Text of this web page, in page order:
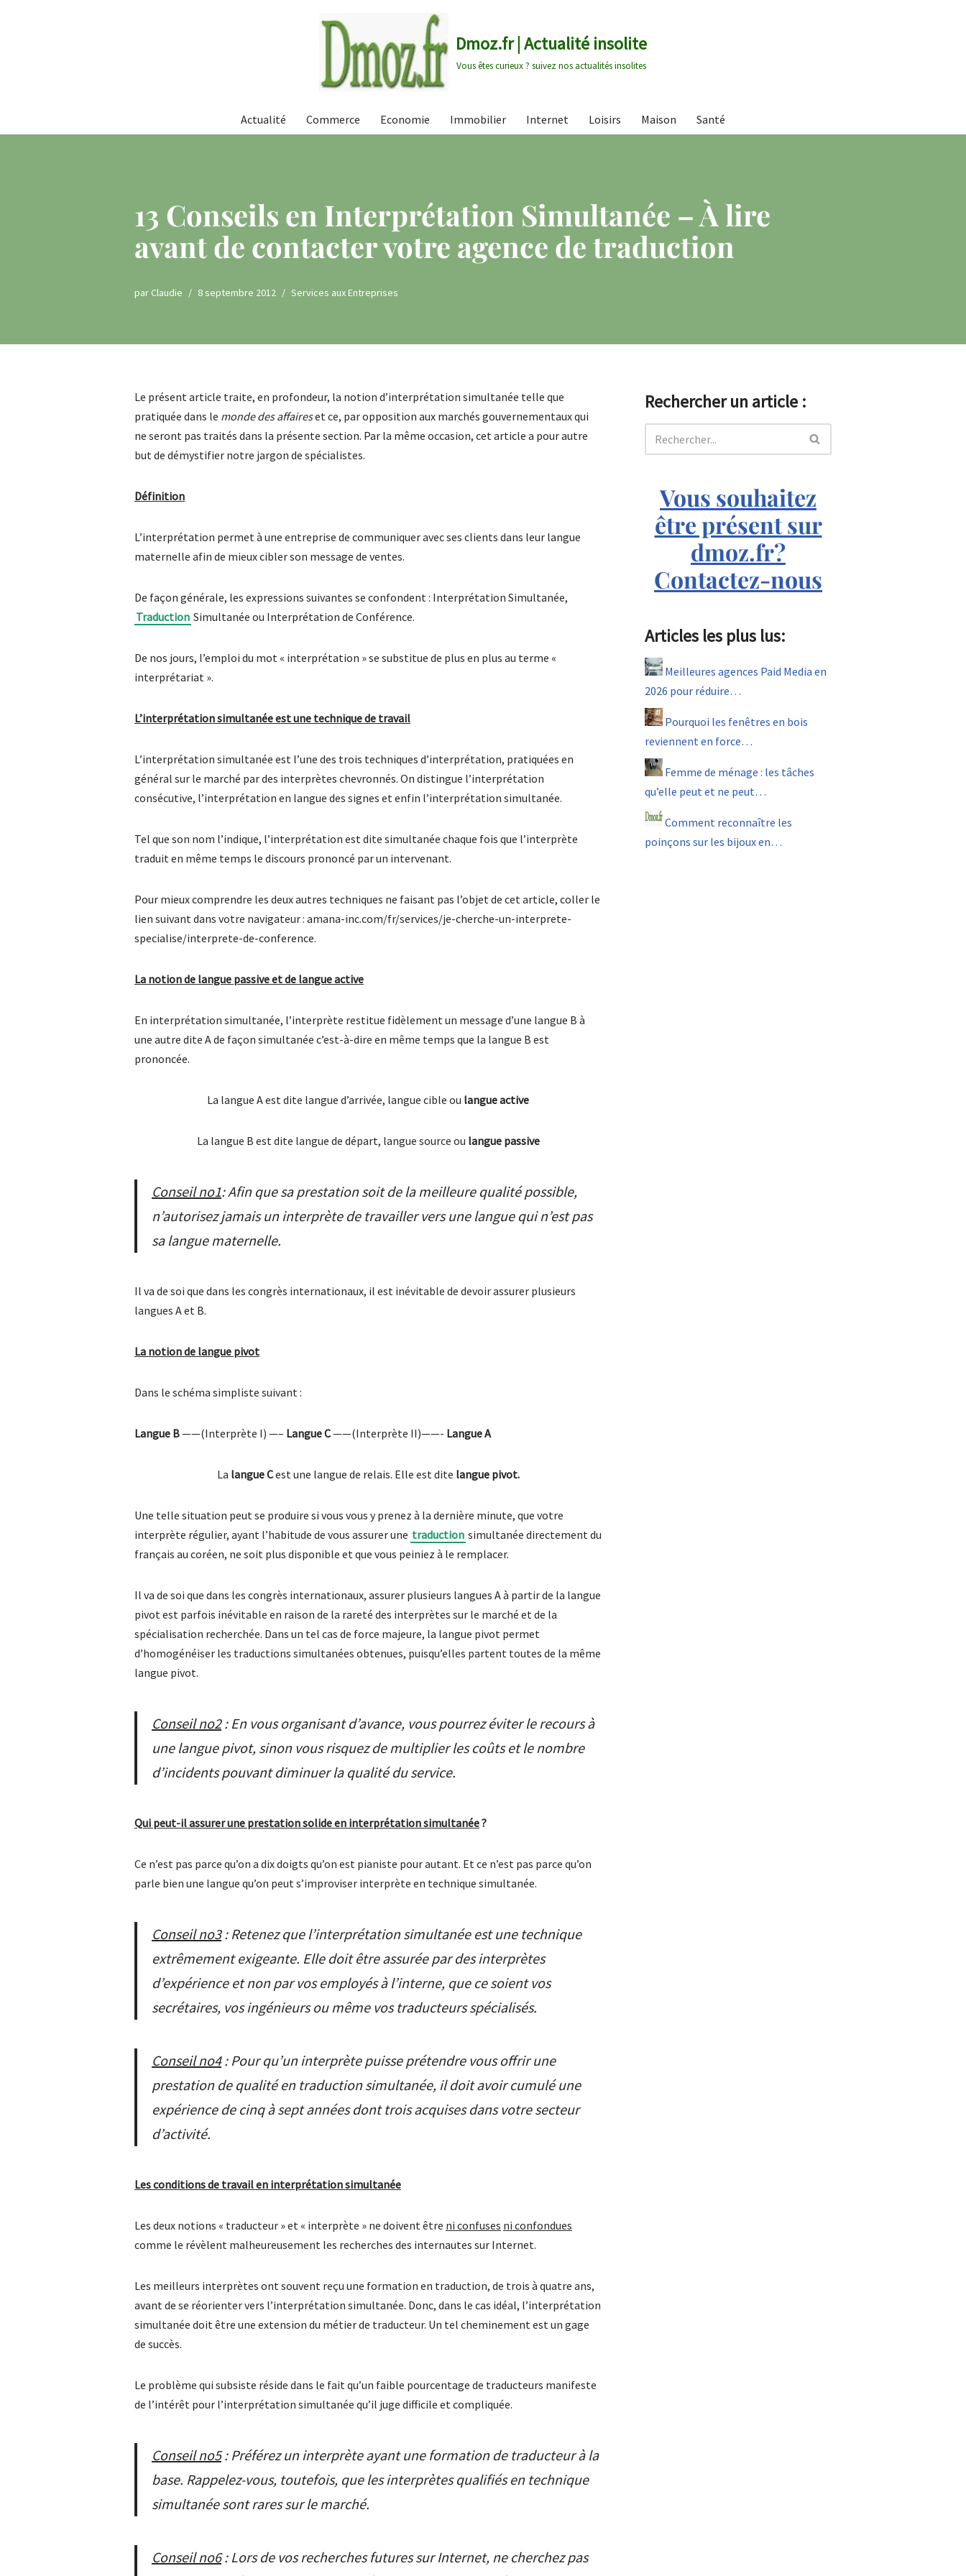
Dmoz.fr | Actualité insolite
Vous êtes curieux ? suivez nos actualités insolites
Actualité Commerce Economie Immobilier Internet Loisirs Maison Santé
13 Conseils en Interprétation Simultanée – À lire
avant de contacter votre agence de traduction
par Claudie 8 septembre 2012 Services aux Entreprises
Le présent article traite, en profondeur, la notion d’interprétation simultanée telle que
pratiquée dans le monde des affaireset ce, par opposition aux marchés gouvernementaux qui
ne seront pas traités dans la présente section. Par la même occasion, cet article a pour autre
but de démystifier notre jargon de spécialistes.
Définition
L’interprétation permet à une entreprise de communiquer avec ses clients dans leur langue
maternelle afin de mieux cibler son message de ventes. 
De façon générale, les expressions suivantes se confondent : Interprétation Simultanée,
Traduction Simultanée ou Interprétation de Conférence.
De nos jours, l’emploi du mot « interprétation » se substitue de plus en plus au terme «
interprétariat ».
L’interprétation simultanée est une technique de travail
L’interprétation simultanée est l’une des trois techniques d’interprétation, pratiquées en
général sur le marché par des interprètes chevronnés. On distingue l’interprétation
consécutive, l’interprétation en langue des signes et enfin l’interprétation simultanée.
Tel que son nom l’indique, l’interprétation est dite simultanée chaque fois que l’interprète
traduit en même temps le discours prononcé par un intervenant.
Pour mieux comprendre les deux autres techniques ne faisant pas l’objet de cet article, coller le
lien suivant dans votre navigateur : amana-inc.com/fr/services/je-cherche-un-interprete-
specialise/interprete-de-conference.
La notion de langue passive et de langue active
En interprétation simultanée, l’interprète restitue fidèlement un message d’une langue B à
une autre dite A de façon simultanée c’est-à-dire en même temps que la langue B est
prononcée.
La langue A est dite langue d’arrivée, langue cible ou langue active
La langue B est dite langue de départ, langue source ou langue passive
Conseil no1: Afin que sa prestation soit de la meilleure qualité possible,
n’autorisez jamais un interprète de travailler vers une langue qui n’est pas
sa langue maternelle.
Il va de soi que dans les congrès internationaux, il est inévitable de devoir assurer plusieurs
langues A et B.
La notion de langue pivot
Dans le schéma simpliste suivant :
Langue B——(Interprète I) —– Langue C——(Interprète II)——- Langue A
La langue Cest une langue de relais. Elle est dite langue pivot.
Une telle situation peut se produire si vous vous y prenez à la dernière minute, que votre
interprète régulier, ayant l’habitude de vous assurer une traduction simultanée directement du
français au coréen, ne soit plus disponible et que vous peiniez à le remplacer.
Il va de soi que dans les congrès internationaux, assurer plusieurs langues A à partir de la langue
pivot est parfois inévitable en raison de la rareté des interprètes sur le marché et de la
spécialisation recherchée. Dans un tel cas de force majeure, la langue pivot permet
d’homogénéiser les traductions simultanées obtenues, puisqu’elles partent toutes de la même
langue pivot.
Conseil no2: En vous organisant d’avance, vous pourrez éviter le recours à
une langue pivot, sinon vous risquez de multiplier les coûts et le nombre
d’incidents pouvant diminuer la qualité du service.
Qui peut-il assurer une prestation solide en interprétation simultanée?
Ce n’est pas parce qu’on a dix doigts qu’on est pianiste pour autant. Et ce n’est pas parce qu’on
parle bien une langue qu’on peut s’improviser interprète en technique simultanée.
Conseil no3 : Retenez que l’interprétation simultanée est une technique
extrêmement exigeante. Elle doit être assurée par des interprètes
d’expérience et non par vos employés à l’interne, que ce soient vos
secrétaires, vos ingénieurs ou même vos traducteurs spécialisés.
Conseil no4 : Pour qu’un interprète puisse prétendre vous offrir une
prestation de qualité en traduction simultanée, il doit avoir cumulé une
expérience de cinq à sept années dont trois acquises dans votre secteur
d’activité.
Les conditions de travail en interprétation simultanée
Les deux notions « traducteur » et « interprète » ne doivent être ni confuses ni confondues
comme le révèlent malheureusement les recherches des internautes sur Internet.
Les meilleurs interprètes ont souvent reçu une formation en traduction, de trois à quatre ans,
avant de se réorienter vers l’interprétation simultanée. Donc, dans le cas idéal, l’interprétation
simultanée doit être une extension du métier de traducteur. Un tel cheminement est un gage
de succès.
Le problème qui subsiste réside dans le fait qu’un faible pourcentage de traducteurs manifeste
de l’intérêt pour l’interprétation simultanée qu’il juge difficile et compliquée.
Conseil no5: Préférez un interprète ayant une formation de traducteur à la
base. Rappelez-vous, toutefois, que les interprètes qualifiés en technique
simultanée sont rares sur le marché.
Conseil no6: Lors de vos recherches futures sur Internet, ne cherchez pas
Rechercher un article :
Vous souhaitez
être présent sur
dmoz.fr?
Contactez-nous
Articles les plus lus:
Meilleures agences Paid Media en
2026 pour réduire…
Pourquoi les fenêtres en bois
reviennent en force…
Femme de ménage : les tâches
qu’elle peut et ne peut…
Comment reconnaître les
poinçons sur les bijoux en…